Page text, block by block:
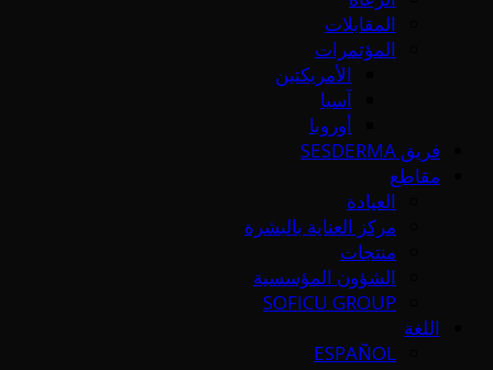
المقابلات
المؤتمرات
الأمريكتين
آسيا
أوروبا
فريق SESDERMA
مقاطع
العيادة
مركز العناية بالبشرة
منتجات
الشؤون المؤسسية
SOFICU GROUP
اللغة
ESPAÑOL